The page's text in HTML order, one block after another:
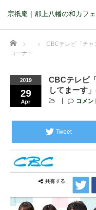
宗祇庵｜郡上八幡の和カフェ
Home
CBCテレビ「チャ
コーナー
2019
29
Apr
CBCテレビ
してまーす
コメン
Tweet